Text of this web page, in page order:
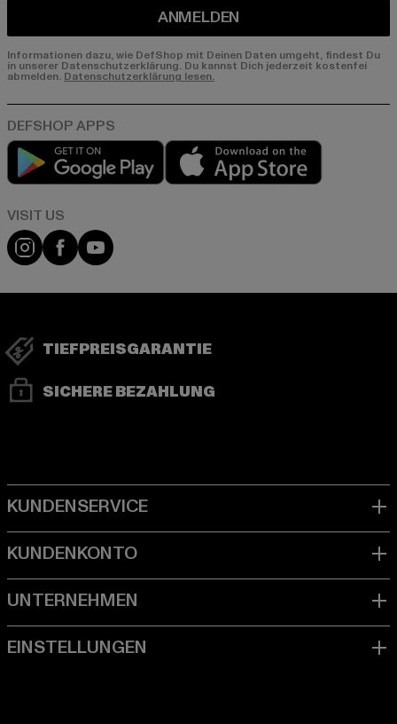
ANMELDEN
Informationen dazu, wie DefShop mit Deinen Daten umgeht, findest Du
in unserer Datenschutzerklärung. Du kannst Dich jederzeit kostenfei
abmelden. Datenschutzerklärung lesen.
Play market
Visit our Instagram page:
Visit our Facebook page:
Visit our YouTube channel:
TIEFPREISGARANTIE
SICHERE BEZAHLUNG